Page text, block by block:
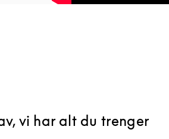
vi har alt du trenger